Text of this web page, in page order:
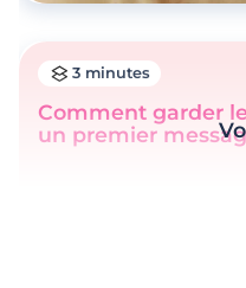
3 minutes
Comment garder
un premier